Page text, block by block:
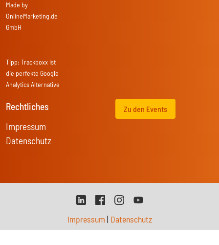
Made by
OnlineMarketing.de
GmbH
Tipp: Trackboxx ist
die perfekte Google
Analytics Alternative
Rechtliches
Impressum
Datenschutz
Zu den Events
Impressum | Datenschutz